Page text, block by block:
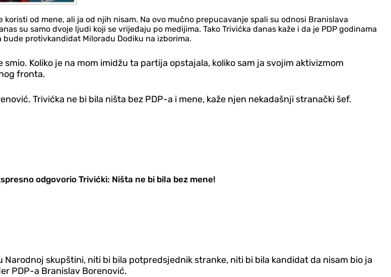
koristi od mene, ali ja od njih nisam. Na ovo mučno prepucavanje spali su odnosi Branislava
su samo dvoje ljudi koji se vrijeđaju po medijima. Tako Trivićka danas kaže i da je PDP godinama
protivkandidat Miloradu Dodiku na izborima.
Koliko je na mom imidžu ta partija opstajala, koliko sam ja svojim aktivizmom
fronta.
Trivićka ne bi bila ništa bez PDP-a i mene, kaže njen nekadašnji stranački šef.
odgovorio Trivićki: Ništa ne bi bila bez mene!
skupštini, niti bi bila potpredsjednik stranke, niti bi bila kandidat da nisam bio ja
PDP-a Branislav Borenović.